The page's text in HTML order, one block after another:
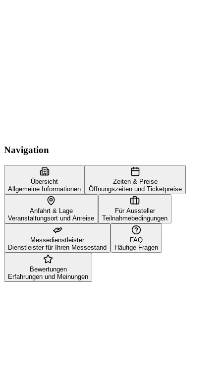
Navigation
Übersicht
Allgemeine Informationen
Zeiten & Preise
Öffnungszeiten und Ticketpreise
Anfahrt & Lage
Veranstaltungsort und Anreise
Für Aussteller
Teilnahmebedingungen
Messedienstleister
Dienstleister für Ihren Messestand
FAQ
Häufige Fragen
Bewertungen
Erfahrungen und Meinungen